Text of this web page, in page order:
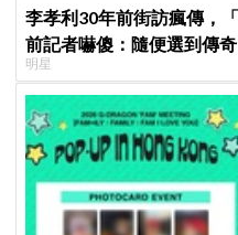
李孝利30年前街訪瘋傳，
前記者嚇傻：隨便選到傳奇
明星